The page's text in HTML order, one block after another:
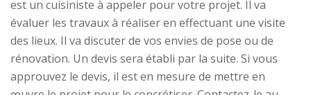
est un cuisiniste à appeler pour votre projet. Il va
évaluer les travaux à réaliser en effectuant une visite
des lieux. Il va discuter de vos envies de pose ou de
rénovation. Un devis sera établi par la suite. Si vous
approuvez le devis, il est en mesure de mettre en